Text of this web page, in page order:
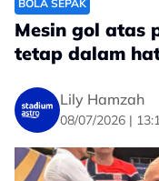
pic.twitter.com/
— Crazy
July 9, 2026
No node context
Related
BOLA SEPAK
Mesin gol atas
tetap dalam
Lily Hamzah
08/07/2026 |